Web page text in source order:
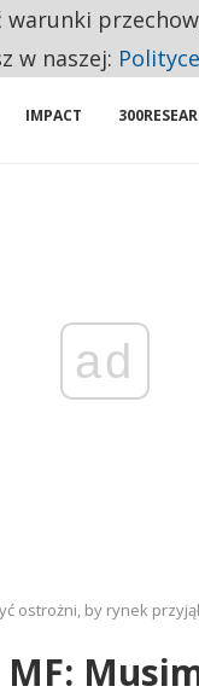
DWA PODMIOTY Z POLSKI
IMPACT
ad
ostrożni, by rynek
w naszej: